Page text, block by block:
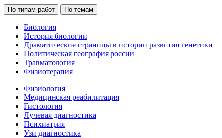
По типам работ По темам
Биология
История биологии
Драматические страницы в истории развития генетики
Политическая география россии
Травматология
Физиотерапия
Физиология
Медицинская реабилитация
Гистология
Лучевая диагностика
Психиатрия
Узи диагностика